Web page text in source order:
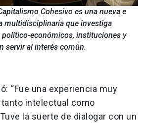
Cohesivo es una nueva e
multidisciplinaria que investiga
político-económicos, instituciones y
servir al interés común.
“Fue una experiencia muy
intelectual como
la suerte de dialogar con un